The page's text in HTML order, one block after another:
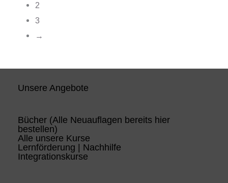
2
3
→
Unsere Angebote
Bücher (Alle Neuauflagen bereits hier
bestellen)
Alle unsere Kurse
Lernförderung | Nachhilfe
Integrationskurse